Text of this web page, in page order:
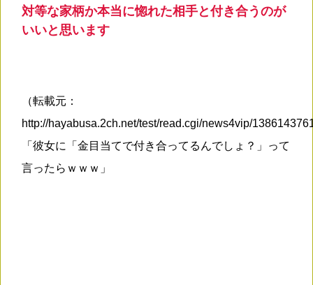
対等な家柄か本当に惚れた相手と付き合うのが
いいと思います
（転載元：
http://hayabusa.2ch.net/test/read.cgi/news4vip/
「彼女に「金目当てで付き合ってるんでしょ？」って
言ったらｗｗｗ」